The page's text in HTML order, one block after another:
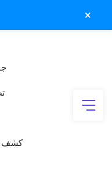
×
كشف